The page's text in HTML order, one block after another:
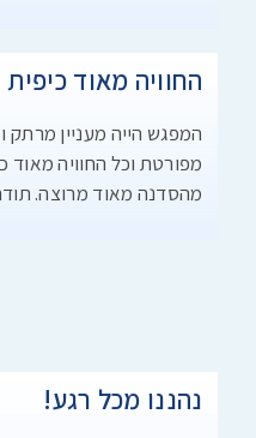
החוויה מאוד כיפית
המפגש הייה מעניין
מהסדנה מאוד מרוצה.
נהננו מכל רגע!